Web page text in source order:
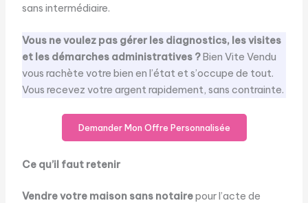
sans intermédiaire.
Vous ne voulez pas gérer les diagnostics, les visites
et les démarches administratives ?Bien Vite Vendu
vous rachète votre bien en l’état et s’occupe de tout.
Vous recevez votre argent rapidement, sans contrainte.
Demander Mon Offre Personnalisée
Ce qu’il faut retenir
Vendre votre maison sans notairepour l’acte de